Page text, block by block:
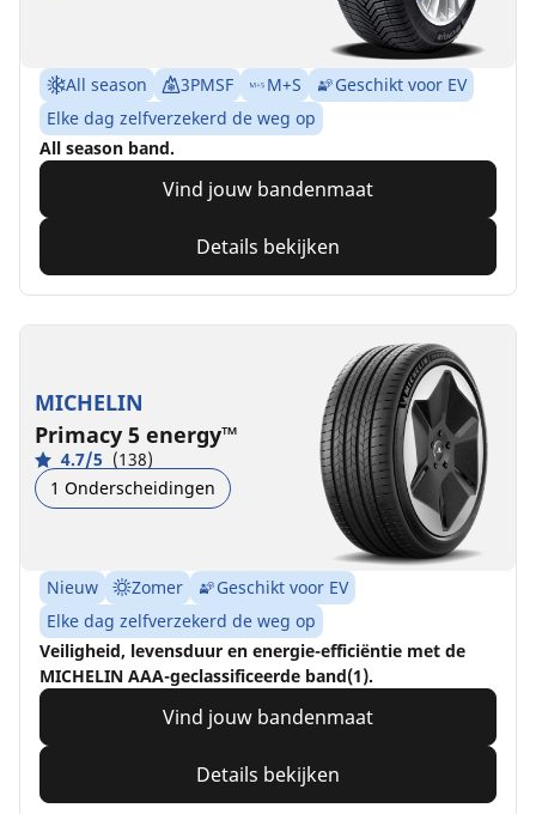
All season 3PMSF M+S
Geschikt voor EV
Elke dag zelfverzekerd de weg op
All season band.
Vind jouw bandenmaat
Details bekijken
MICHELIN
Primacy 5 energy™
4.7/5 (138)
1 Onderscheidingen
Nieuw Zomer
Geschikt voor EV
Elke dag zelfverzekerd de weg op
Veiligheid, levensduur en energie-efficiëntie met de
MICHELIN AAA-geclassificeerde band(1).
Vind jouw bandenmaat
Details bekijken